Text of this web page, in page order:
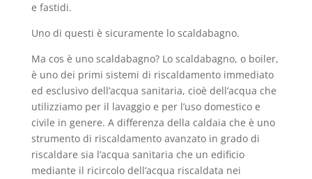
e fastidi.
Uno di questi è sicuramente lo scaldabagno.
Ma cos è uno scaldabagno? Lo scaldabagno, o boiler,
è uno dei primi sistemi di riscaldamento immediato
ed esclusivo dell’acqua sanitaria, cioè dell’acqua che
utilizziamo per il lavaggio e per l’uso domestico e
civile in genere. A differenza della caldaia che è uno
strumento di riscaldamento avanzato in grado di
riscaldare sia l’acqua sanitaria che un edificio
mediante il ricircolo dell’acqua riscaldata nei